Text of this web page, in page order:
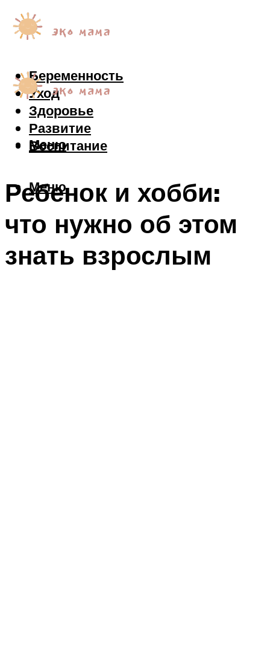
Беременность
Уход
Здоровье
Развитие
Воспитание
Меню
Меню
Ребенок и хобби:
что нужно об этом
знать взрослым